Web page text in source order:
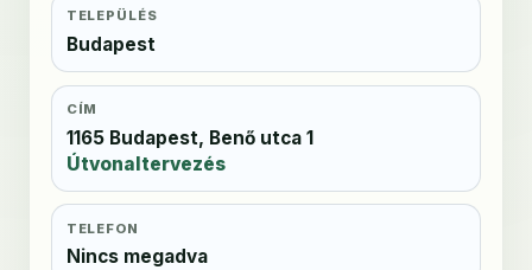
TELEPÜLÉS
Budapest
CÍM
1165 Budapest, Benő utca 1
Útvonaltervezés
TELEFON
Nincs megadva